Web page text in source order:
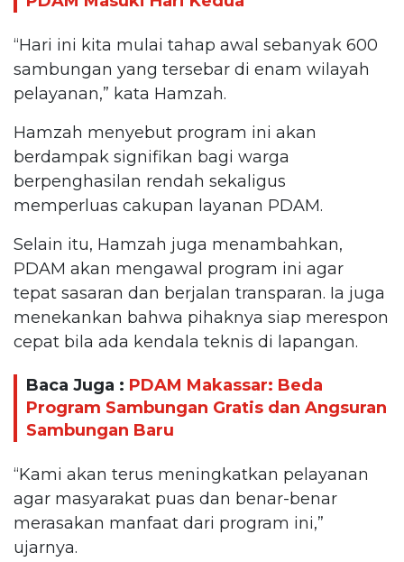
“Hari ini kita mulai tahap awal sebanyak 600
sambungan yang tersebar di enam wilayah
pelayanan,” kata Hamzah.
Hamzah menyebut program ini akan
berdampak signifikan bagi warga
berpenghasilan rendah sekaligus
memperluas cakupan layanan PDAM.
Selain itu, Hamzah juga menambahkan,
PDAM akan mengawal program ini agar
tepat sasaran dan berjalan transparan. Ia juga
menekankan bahwa pihaknya siap merespon
cepat bila ada kendala teknis di lapangan.
Baca Juga : PDAM Makassar: Beda
Program Sambungan Gratis dan Angsuran
Sambungan Baru
“Kami akan terus meningkatkan pelayanan
agar masyarakat puas dan benar-benar
merasakan manfaat dari program ini,”
ujarnya.